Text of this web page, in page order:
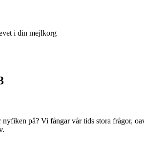
i din mejlkorg
på? Vi fångar vår tids stora frågor,